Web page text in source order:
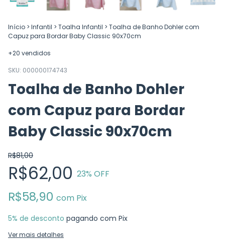
Início > Infantil > Toalha Infantil > Toalha de Banho Dohler com
Capuz para Bordar Baby Classic 90x70cm
+20 vendidos
SKU: 000000174743
Toalha de Banho Dohler
com Capuz para Bordar
Baby Classic 90x70cm
R$81,00
R$62,00 23% OFF
R$58,90 com Pix
5% de desconto pagando com Pix
Ver mais detalhes